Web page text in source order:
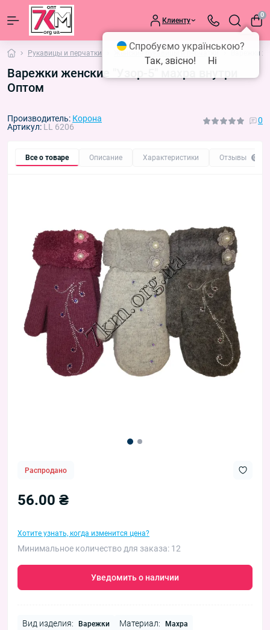
Клиенту
0
Рукавицы и перчатки Женские рукавицы и перчатки Варежки
Варежки женские "Узор-5" махра внутри
Оптом
Производитель: Корона
Артикул: LL 6206
0
Все о товаре Описание Характеристики Отзывы 0
Распродано
56.00 ₴
Хотите узнать, когда изменится цена?
Минимальное количество для заказа: 12
Уведомить о наличии
Вид изделия: Варежки Материал: Махра
Спробуємо українською?
Так, звісно!
Ні